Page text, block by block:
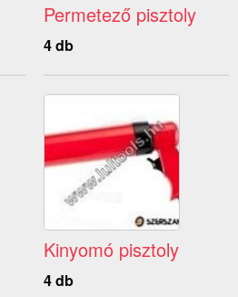
Permetező pisztoly
4 db
Kinyomó pisztoly
4 db